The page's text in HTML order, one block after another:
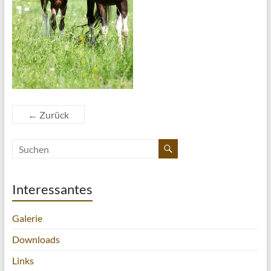
← Zurück
Interessantes
Galerie
Downloads
Links